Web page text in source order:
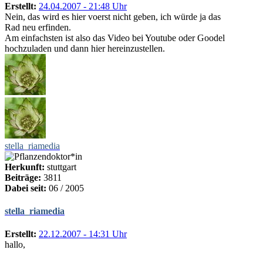
Erstellt: 24.04.2007 - 21:48 Uhr
Nein, das wird es hier voerst nicht geben, ich würde ja das
Rad neu erfinden.
Am einfachsten ist also das Video bei Youtube oder Goodel
hochzuladen und dann hier hereinzustellen.
stella_riamedia
Herkunft: stuttgart
Beiträge: 3811
Dabei seit: 06 / 2005
stella_riamedia
Erstellt: 22.12.2007 - 14:31 Uhr
hallo,